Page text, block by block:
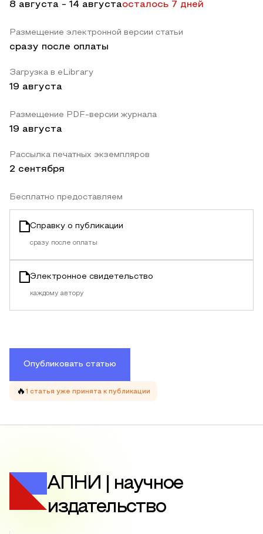
8 августа - 14 августаосталось 7 дней
Размещение электронной версии статьи
сразу после оплаты
Загрузка в eLibrary
19 августа
Размещение PDF-версии журнала
19 августа
Рассылка печатных экземпляров
2 сентября
Бесплатно предоставляем
Справку о публикации
сразу после оплаты
Электронное свидетельство
каждому автору
Опубликовать статью
🔥 1 статья уже принята к публикации
АПНИ | научное
издательство